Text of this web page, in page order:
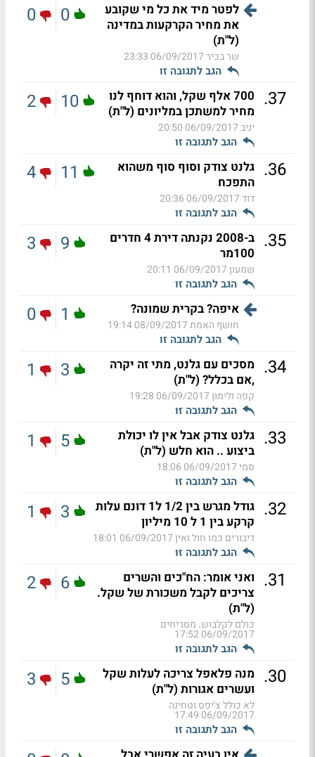
לפטר מיד את כל מי שקובע
את מחיר הקרקעות במדינה
(ל"ת)
שר בכיר06/09/2017 23:33
הגב לתגובה זו
0
0
37
.
700 אלף שקל, והוא דוחף לנו
מחיר למשתכן במליונים (ל"ת)
יניב06/09/2017 20:50
הגב לתגובה זו
10
2
36
. גלנט צודק וסוף סוף משהוא
התפכח
דוד06/09/2017 20:36
הגב לתגובה זו
11
4
35
.
ב-2008 נקנתה דירת 4 חדרים
100מר
שמעון06/09/2017 20:11
הגב לתגובה זו
9
3
איפה? בקרית שמונה?
חושף האמת08/09/2017 19:14
הגב לתגובה זו
1
0
34
. מסכים עם גלנט, מתי זה יקרה
,אם בכלל? (ל"ת)
קפה ולימון06/09/2017 19:28
הגב לתגובה זו
3
1
33
. גלנט צודק אבל אין לו יכולת
ביצוע .. הוא חלש (ל"ת)
סמי06/09/2017 18:06
הגב לתגובה זו
5
1
32
.
גודל מגרש בין 1/2 ל1 דונם עלות
קרקע בין 1 ל 10 מיליון
דיבורים כמו חול ואין06/09/2017 18:01
הגב לתגובה זו
3
1
31
. ואני אומר: הח"כים והשרים
צריכים לקבל משכורת של שקל.
(ל"ת)
כולם לקלבוש. מסריחים
06/09/2017 17:52
הגב לתגובה זו
6
2
30
. מנה פלאפל צריכה לעלות שקל
ועשרים אגורות (ל"ת)
לא כולל צ'יפס וטחינה
06/09/2017 17:49
הגב לתגובה זו
5
3